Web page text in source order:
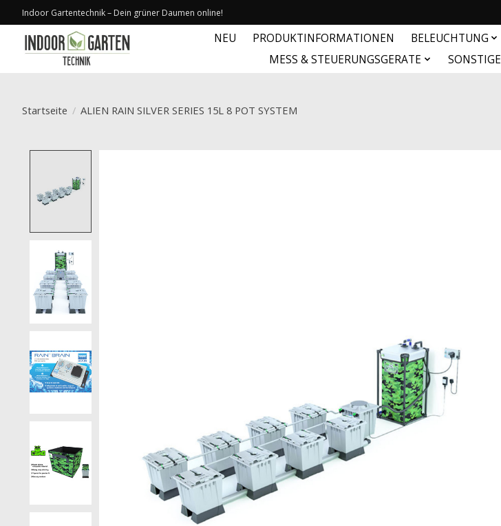
Indoor Gartentechnik – Dein grüner Daumen online!
NEU PRODUKTINFORMATIONEN BELEUCHTUNG
MESS & STEUERUNGSGERATE
SONSTIGE
Startseite / ALIEN RAIN SILVER SERIES 15L 8 POT SYSTEM